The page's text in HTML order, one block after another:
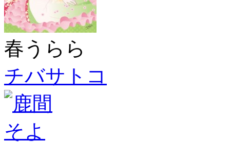
春うらら
チバサトコ